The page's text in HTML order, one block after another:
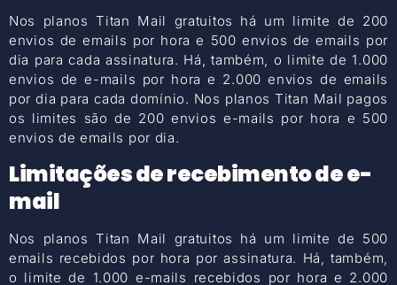
Nos planos Titan Mail gratuitos há um limite de 200
envios de emails por hora e 500 envios de emails por
dia para cada assinatura. Há, também, o limite de 1.000
envios de e-mails por hora e 2.000 envios de emails
por dia para cada domínio. Nos planos Titan Mail pagos
os limites são de 200 envios e-mails por hora e 500
envios de emails por dia.
Limitações de recebimento de e-
mail
Nos planos Titan Mail gratuitos há um limite de 500
emails recebidos por hora por assinatura. Há, também,
o limite de 1.000 e-mails recebidos por hora e 2.000